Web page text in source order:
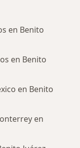
en Benito
en Benito
en Benito
en